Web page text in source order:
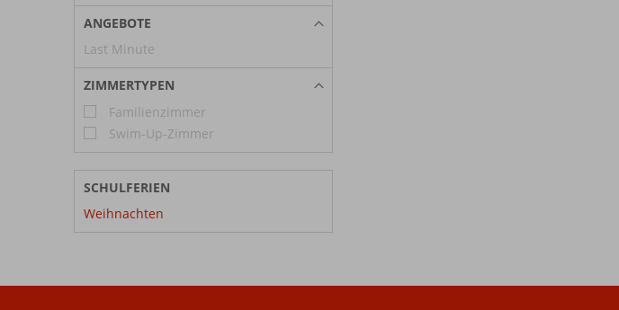
ANGEBOTE
Last Minute
ZIMMERTYPEN
Familienzimmer
Swim-Up-Zimmer
SCHULFERIEN
Weihnachten